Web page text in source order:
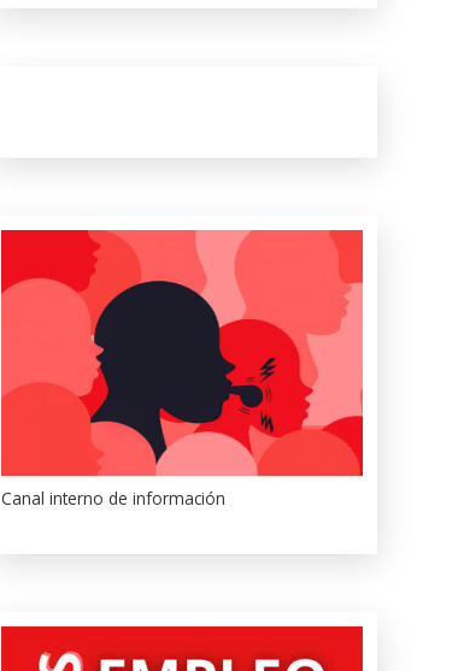
Canal interno de información